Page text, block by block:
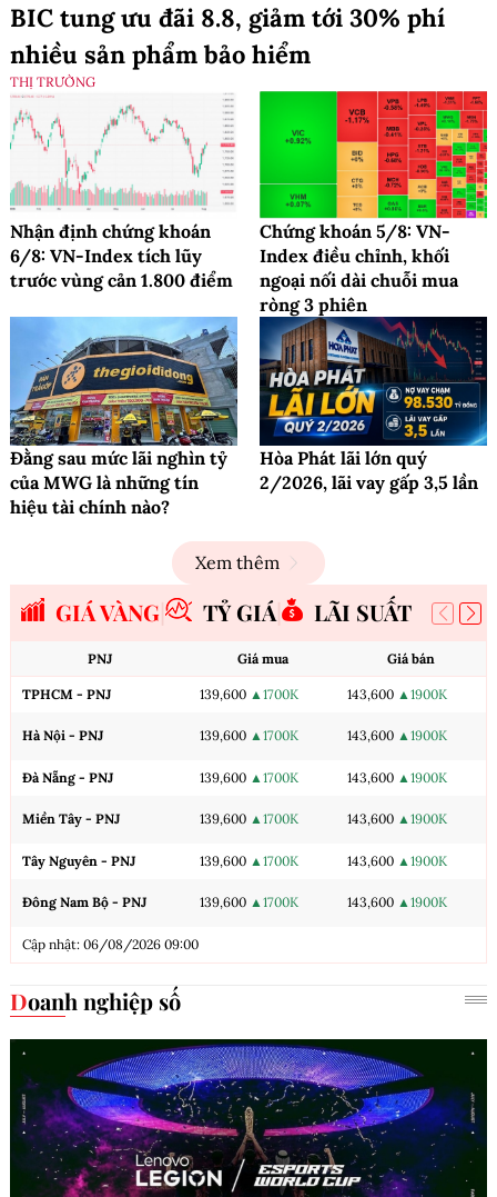
BIC tung ưu đãi 8.8, giảm tới 30% phí
nhiều sản phẩm bảo hiểm
THỊ TRƯỜNG
Nhận định chứng khoán
6/8: VN-Index tích lũy
trước vùng cản 1.800 điểm
Chứng khoán 5/8: VN-
Index điều chỉnh, khối
ngoại nối dài chuỗi mua
ròng 3 phiên
Đằng sau mức lãi nghìn tỷ
của MWG là những tín
hiệu tài chính nào?
Hòa Phát lãi lớn quý
2/2026, lãi vay gấp 3,5 lần
Xem thêm
GIÁ VÀNG TỶ GIÁ LÃI SUẤT
PNJ Giá mua Giá bán
TPHCM - PNJ 139,600 ▲1700K 143,600 ▲1900K
Hà Nội - PNJ 139,600 ▲1700K 143,600 ▲1900K
Đà Nẵng - PNJ 139,600 ▲1700K 143,600 ▲1900K
Miền Tây - PNJ 139,600 ▲1700K 143,600 ▲1900K
Tây Nguyên - PNJ 139,600 ▲1700K 143,600 ▲1900K
Đông Nam Bộ - PNJ 139,600 ▲1700K 143,600 ▲1900K
Cập nhật: 06/08/2026 09:00
Doanh nghiệp số